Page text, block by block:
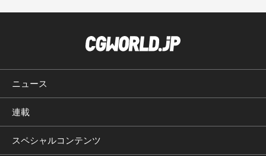
ニュース
連載
スペシャルコンテンツ